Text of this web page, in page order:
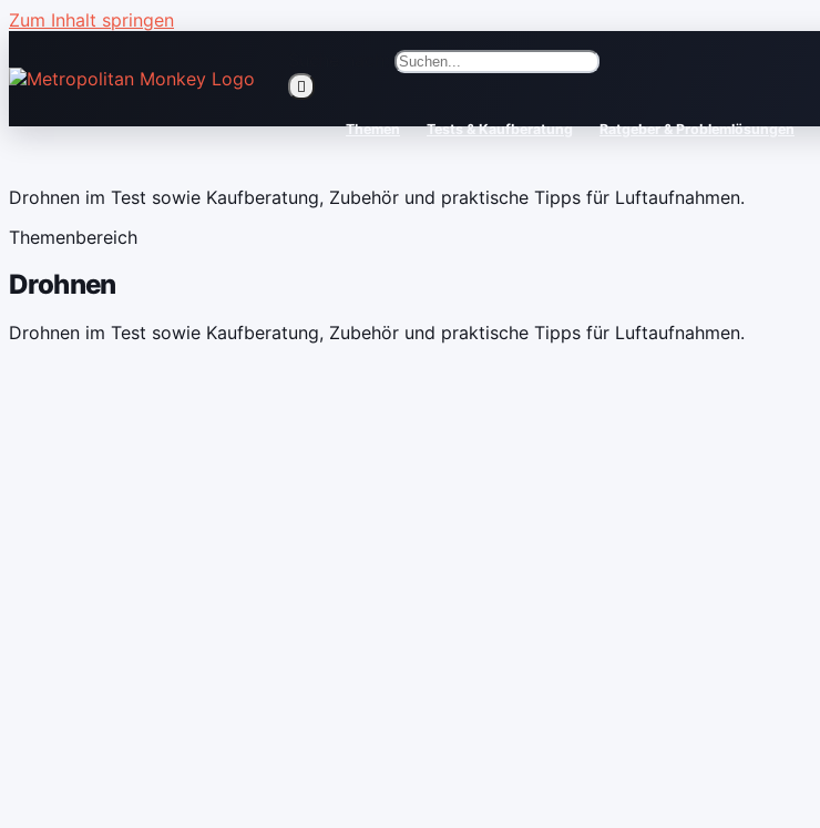
Zum Inhalt springen
Themen Tests & Kaufberatung Ratgeber & Problemlösungen
Drohnen im Test sowie Kaufberatung, Zubehör und praktische Tipps für Luftaufnahmen.
Themenbereich
Drohnen
Drohnen im Test sowie Kaufberatung, Zubehör und praktische Tipps für Luftaufnahmen.